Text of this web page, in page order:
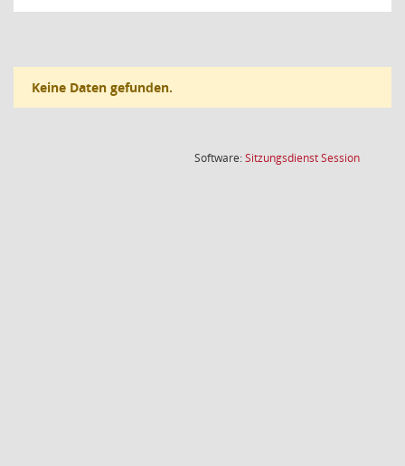
Keine Daten gefunden.
Software:SitzungsdienstSession(Wird in